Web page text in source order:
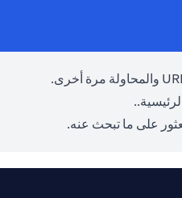
.
على ما تبحث عنه.